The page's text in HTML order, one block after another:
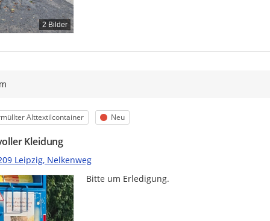
2 Bilder
Alttextilcontainer Status
Neu
Kleidung
Leipzig, Nelkenweg
Bitte um Erledigung.